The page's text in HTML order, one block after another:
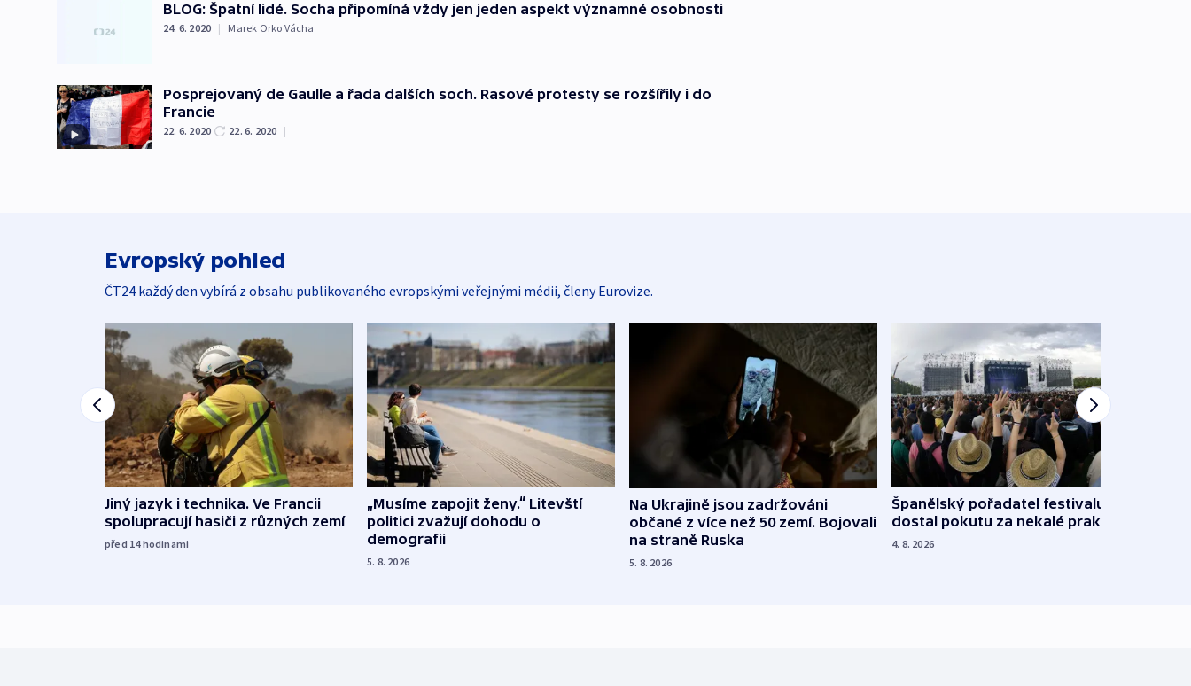
BLOG: Špatní lidé. Socha připomíná vždy jen jeden aspekt významné osobnosti
24. 6. 2020 | Marek Orko Vácha
Posprejovaný de Gaulle a řada dalších soch. Rasové protesty se rozšířily i do
Francie
22. 6. 2020 22. 6. 2020 |
Evropský pohled
ČT24 každý den vybírá z obsahu publikovaného evropskými veřejnými médii, členy Eurovize.
Jiný jazyk i technika. Ve Francii
spolupracují hasiči z různých zemí
před 14hodinami
„Musíme zapojit ženy.“ Litevští
politici zvažují dohodu o
demografii
5. 8. 2026
Na Ukrajině jsou zadržováni
občané z více než 50 zemí. Bojovali
na straně Ruska
5. 8. 2026
Španělský pořadatel festivalu
dostal pokutu za nekalé praktiky
4. 8. 2026